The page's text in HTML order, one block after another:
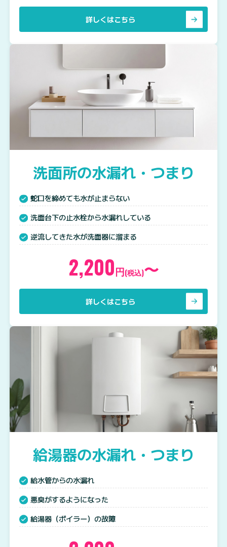
詳しくはこちら
洗面所の水漏れ・つまり
蛇口を締めても水が止まらない
洗面台下の止水栓から水漏れしている
逆流してきた水が洗面器に溜まる
2,200円(税込)〜
詳しくはこちら
給湯器の水漏れ・つまり
給水管からの水漏れ
悪臭がするようになった
給湯器（ボイラー）の故障